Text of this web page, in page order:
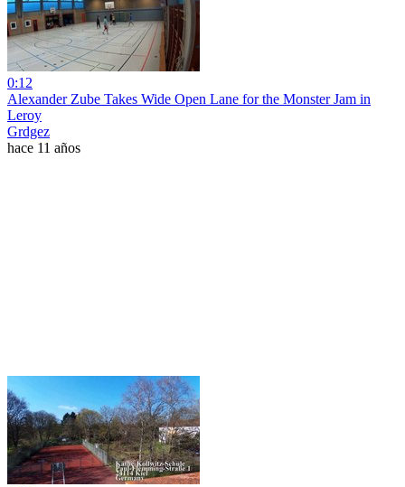
0:12
Alexander Zube Takes Wide Open Lane for the Monster Jam in
Leroy
Grdgez
hace 11 años